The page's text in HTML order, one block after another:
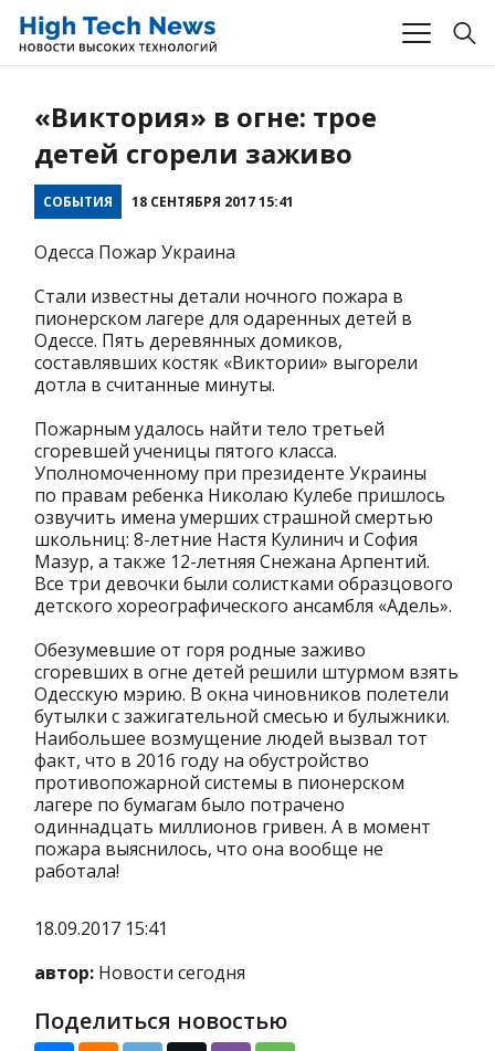
«Виктория» в огне: трое
детей сгорели заживо
СОБЫТИЯ 18 СЕНТЯБРЯ 2017 15:41
Одесса Пожар Украина
Стали известны детали ночного пожара в
пионерском лагере для одаренных детей в
Одессе. Пять деревянных домиков,
составлявших костяк «Виктории» выгорели
дотла в считанные минуты.
Пожарным удалось найти тело третьей
сгоревшей ученицы пятого класса.
Уполномоченному при президенте Украины
по правам ребенка Николаю Кулебе пришлось
озвучить имена умерших страшной смертью
школьниц: 8-летние Настя Кулинич и София
Мазур, а также 12-летняя Снежана Арпентий.
Все три девочки были солистками образцового
детского хореографического ансамбля «Адель».
Обезумевшие от горя родные заживо
сгоревших в огне детей решили штурмом взять
Одесскую мэрию. В окна чиновников полетели
бутылки с зажигательной смесью и булыжники.
Наибольшее возмущение людей вызвал тот
факт, что в 2016 году на обустройство
противопожарной системы в пионерском
лагере по бумагам было потрачено
одиннадцать миллионов гривен. А в момент
пожара выяснилось, что она вообще не
работала!
18.09.2017 15:41
автор: Новости сегодня
Поделиться новостью